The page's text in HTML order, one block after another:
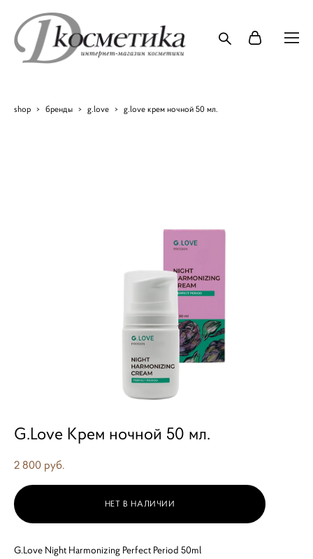
shop > бренды > g.love > g.love крем ночной 50 мл.
G.Love Крем ночной 50 мл.
2 800 pуб.
НЕТ В НАЛИЧИИ
G.Love Night Harmonizing Perfect Period 50ml